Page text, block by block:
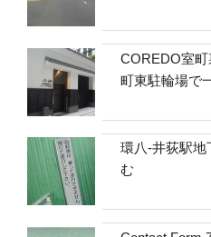
COREDO室
町東駐輪場で
環八-井荻駅地
む